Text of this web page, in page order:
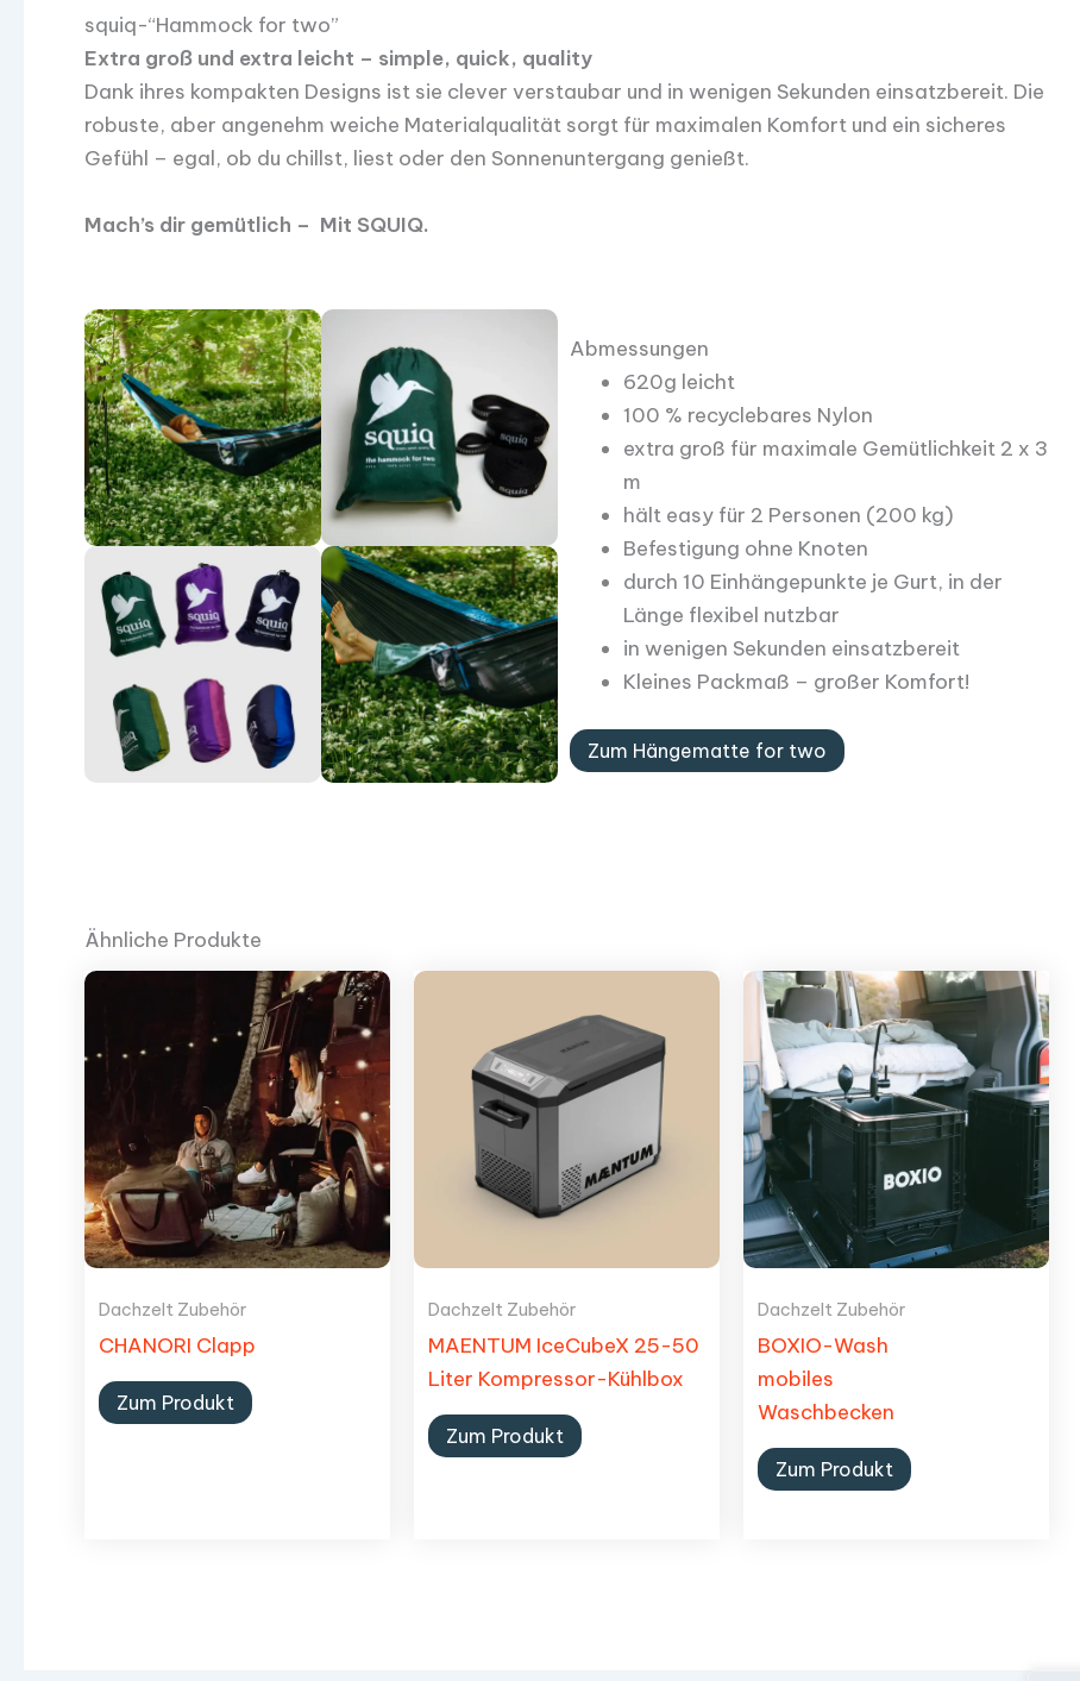
squiq-“Hammock for two”
Extra groß und extra leicht – simple, quick, quality
Dank ihres kompakten Designs ist sie clever verstaubar und in wenigen Sekunden einsatzbereit. Die
robuste, aber angenehm weiche Materialqualität sorgt für maximalen Komfort und ein sicheres
Gefühl – egal, ob du chillst, liest oder den Sonnenuntergang genießt.
Mach’s dir gemütlich – Mit SQUIQ.
Abmessungen
620g leicht
100 % recyclebares Nylon
extra groß für maximale Gemütlichkeit 2 x 3
m
hält easy für 2 Personen (200 kg)
Befestigung ohne Knoten
durch 10 Einhängepunkte je Gurt, in der
Länge flexibel nutzbar
in wenigen Sekunden einsatzbereit
Kleines Packmaß – großer Komfort!
Zum Hängematte for two
Ähnliche Produkte
Dachzelt Zubehör
CHANORI Clapp
Zum Produkt
Dachzelt Zubehör
MAENTUM IceCubeX 25-50
Liter Kompressor-Kühlbox
Zum Produkt
Dachzelt Zubehör
BOXIO-Wash
mobiles
Waschbecken
Zum Produkt